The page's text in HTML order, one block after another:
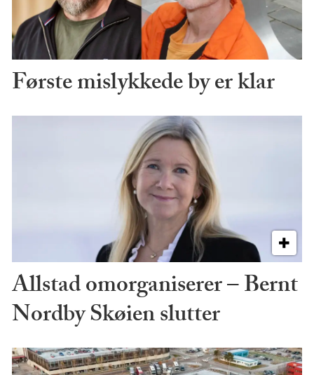
Første mislykkede by er klar
Allstad omorganiserer – Bernt
Nordby Skøien slutter